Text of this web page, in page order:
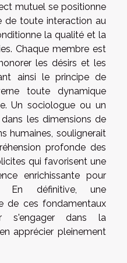
mutuel se positionne
de toute interaction au
la qualité et la
Chaque membre est
les désirs et les
ainsi le principe de
toute dynamique
Un sociologue ou un
les dimensions de
humaines, soulignerait
profonde des
qui favorisent une
enrichissante pour
En définitive, une
de ces fondamentaux
s'engager dans la
apprécier pleinement